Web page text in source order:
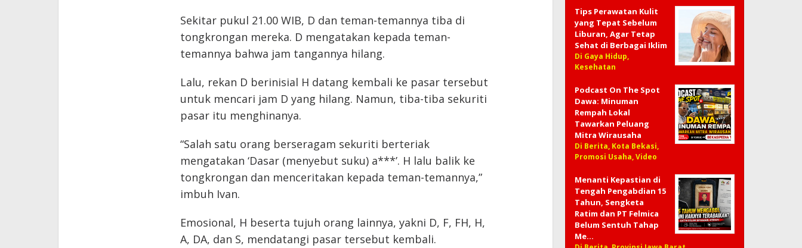
Sekitar pukul 21.00 WIB, D dan teman-temannya tiba di
tongkrongan mereka. D mengatakan kepada teman-
temannya bahwa jam tangannya hilang.
Lalu, rekan D berinisial H datang kembali ke pasar tersebut
untuk mencari jam D yang hilang. Namun, tiba-tiba sekuriti
pasar itu menghinanya.
“Salah satu orang berseragam sekuriti berteriak
mengatakan ‘Dasar (menyebut suku) a***’. H lalu balik ke
tongkrongan dan menceritakan kepada teman-temannya,”
imbuh Ivan.
Emosional, H beserta tujuh orang lainnya, yakni D, F, FH, H,
A, DA, dan S, mendatangi pasar tersebut kembali.
Tips Perawatan Kulit
yang Tepat Sebelum
Liburan, Agar Tetap
Sehat di Berbagai Iklim
Di Gaya Hidup,
Kesehatan
Podcast On The Spot
Dawa: Minuman
Rempah Lokal
Tawarkan Peluang
Mitra Wirausaha
Di Berita, Kota Bekasi,
Promosi Usaha, Video
Menanti Kepastian di
Tengah Pengabdian 15
Tahun, Sengketa
Ratim dan PT Felmica
Belum Sentuh Tahap
Me…